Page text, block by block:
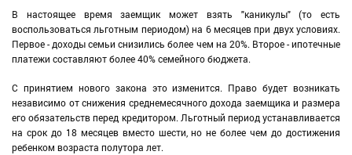
В настоящее время заемщик может взять "каникулы" (то есть
воспользоваться льготным периодом) на 6 месяцев при двух условиях.
Первое - доходы семьи снизились более чем на 20%. Второе - ипотечные
платежи составляют более 40% семейного бюджета.
С принятием нового закона это изменится. Право будет возникать
независимо от снижения среднемесячного дохода заемщика и размера
его обязательств перед кредитором. Льготный период устанавливается
на срок до 18 месяцев вместо шести, но не более чем до достижения
ребенком возраста полутора лет.